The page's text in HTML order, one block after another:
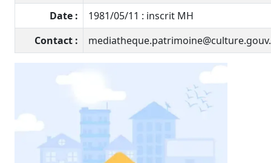
Date :
1981/05/11 : inscrit MH
Contact :